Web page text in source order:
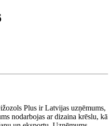
Plus ir Latvijas uzņēmums,
nodarbojas ar dizaina krēslu, kā